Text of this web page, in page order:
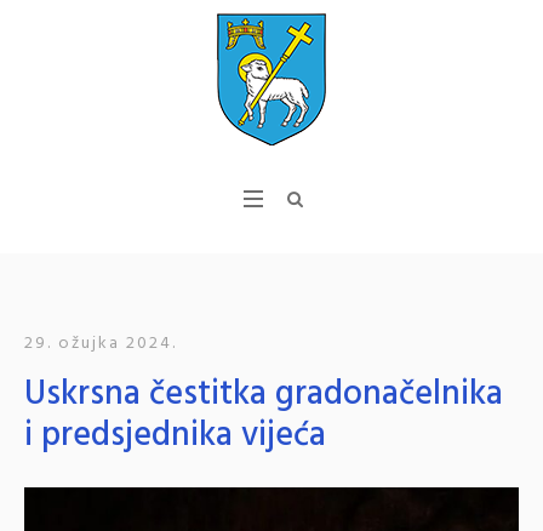
29. ožujka 2024.
Uskrsna čestitka gradonačelnika
i predsjednika vijeća